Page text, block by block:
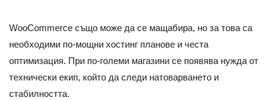
WooCommerce също може да се мащабира, но за това са
необходими по-мощни хостинг планове и честа
оптимизация. При по-големи магазини се появява нужда от
технически екип, който да следи натоварването и
стабилността.